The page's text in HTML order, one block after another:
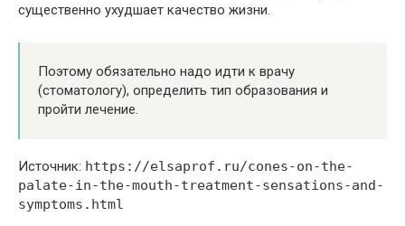
существенно ухудшает качество жизни.
Поэтому обязательно надо идти к врачу
(стоматологу), определить тип образования и
пройти лечение.
Источник: https://elsaprof.ru/cones-on-the-
palate-in-the-mouth-treatment-sensations-and-
symptoms.html